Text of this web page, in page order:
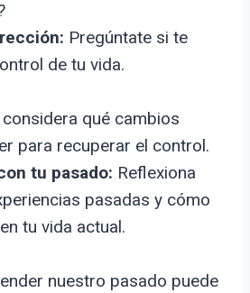
Pregúntate si te
de tu vida.
considera qué cambios
para recuperar el control.
tu pasado: Reflexiona
pasadas y cómo
tu vida actual.
nuestro pasado puede